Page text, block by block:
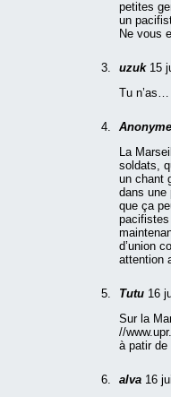
petites
un
Ne vous
uzuk 15
Tu
Anonyme
La
soldats,
un chant
dans une
que ça
pacifistes
d’union
attention
Tutu 16
Sur la
//
à patir de
alva 16